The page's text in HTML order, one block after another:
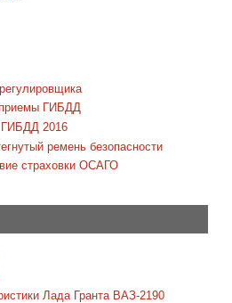
приемы ГИБДД
2016
ремень безопасности
страховки ОСАГО
Лада Гранта ВАЗ-2190